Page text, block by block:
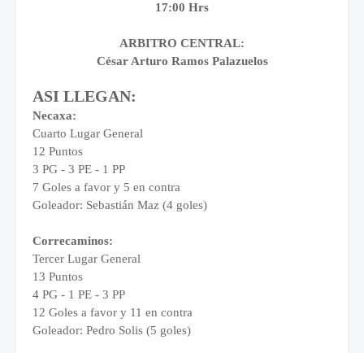
17:00 Hrs
ARBITRO CENTRAL:
César Arturo Ramos Palazuelos
ASI LLEGAN:
Necaxa:
Cuarto Lugar General
12 Puntos
3 PG - 3 PE - 1 PP
7 Goles a favor y 5 en contra
Goleador: Sebastián Maz (4 goles)
Correcaminos:
Tercer Lugar General
13 Puntos
4 PG - 1 PE - 3 PP
12 Goles a favor y 11 en contra
Goleador: Pedro Solis (5 goles)